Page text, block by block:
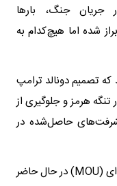
جنگ، بارها
شده اما هیچ‌کدام به
که تصمیم دونالد ترامپ
تنگه هرمز و جلوگیری از
حاصل‌شده در
این یادداشت تفاهم یک‌صفحه‌ای و ۱۴ ماده‌ای (MOU) در حال حاضر